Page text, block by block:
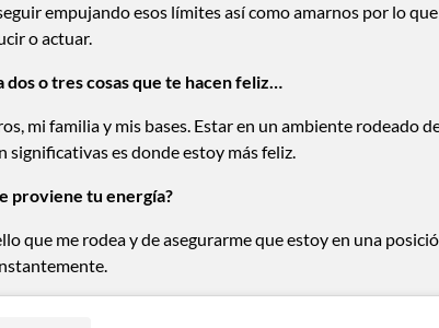
empujando esos límites así como amarnos por lo
o actuar.
dos o tres cosas que te hacen feliz…
mi familia y mis bases. Estar en un ambiente rodeado
significativas es donde estoy más feliz.
proviene tu energía?
que me rodea y de asegurarme que estoy en una